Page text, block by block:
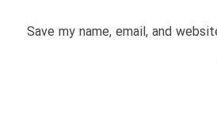
Save my name, email, and